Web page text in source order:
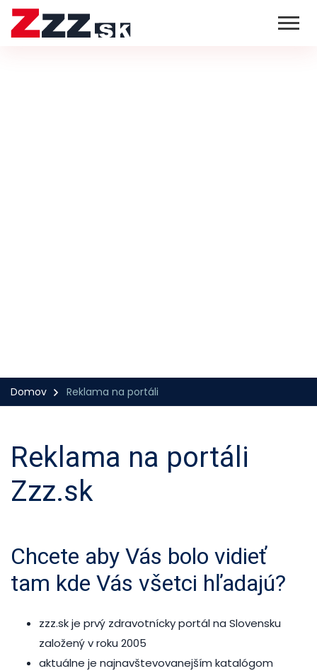
Domov Reklama na portáli
Reklama na portáli
Zzz.sk
Chcete aby Vás bolo vidieť
tam kde Vás všetci hľadajú?
zzz.sk je prvý zdravotnícky portál na Slovensku
založený v roku 2005
aktuálne je najnavštevovanejším katalógom